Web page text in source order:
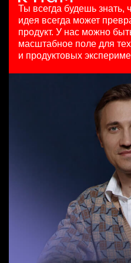
21 июл. 2026
з/п не указана
Санкт-Петербург
HeadHunter::Коммерческий
125000 - 175000 ₽
Ярославль
Менеджер по привлечению
HeadHunter::Телефонные
29 июл. 2026
450000 ₽
Москва
SMM-менеджер
HeadHunter::Департамент
15 июл. 2026
з/п не указана
Ташкент
Ты всегда будешь знать,
идея всегда может
продукт. У нас можно
масштабное поле для
и продуктовых